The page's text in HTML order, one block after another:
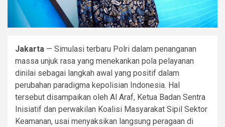
Jakarta — Simulasi terbaru Polri dalam penanganan
massa unjuk rasa yang menekankan pola pelayanan
dinilai sebagai langkah awal yang positif dalam
perubahan paradigma kepolisian Indonesia. Hal
tersebut disampaikan oleh Al Araf, Ketua Badan Sentra
Inisiatif dan perwakilan Koalisi Masyarakat Sipil Sektor
Keamanan, usai menyaksikan langsung peragaan di